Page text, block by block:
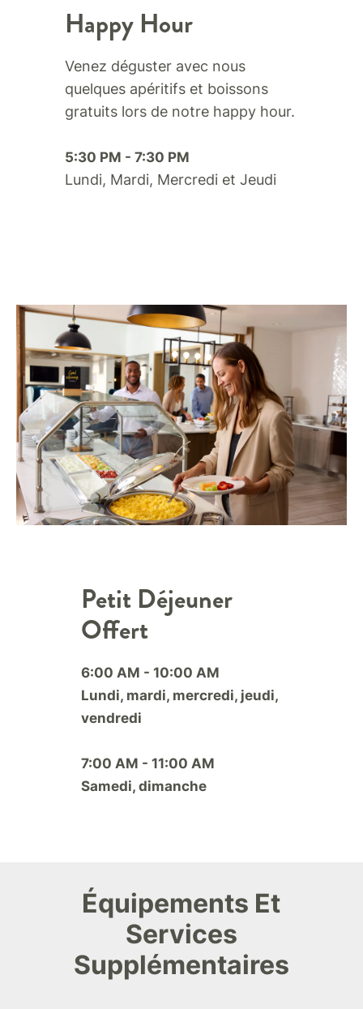
Happy Hour
Venez déguster avec nous
quelques apéritifs et boissons
gratuits lors de notre happy hour.​
5:30 PM - 7:30 PM
Lundi, Mardi, Mercredi et Jeudi
Petit Déjeuner
Offert
6:00 AM - 10:00 AM
Lundi, mardi, mercredi, jeudi,
vendredi
7:00 AM - 11:00 AM
Samedi, dimanche
Équipements Et
Services
Supplémentaires